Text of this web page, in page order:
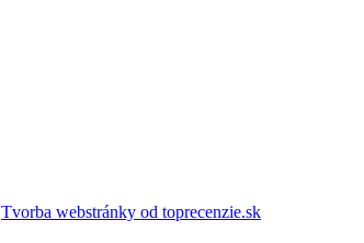
Tvorba webstránky od toprecenzie.sk